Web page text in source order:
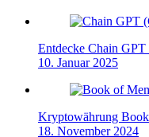
Entdecke Chain
10. Januar 2025
Kryptowährung
18. November 2024